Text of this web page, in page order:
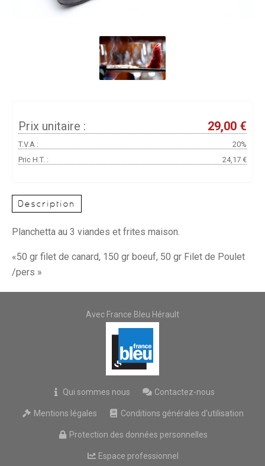
Prix unitaire : 29,00 €
T.V.A :
20%
Pric H.T. :
24,17 €
Description
Planchetta au 3 viandes et frites maison.
«50 gr filet de canard, 150 gr boeuf, 50 gr Filet de Poulet
/pers »
Avec France Bleu Hérault
Qui sommes nous Contactez-nous
Mentions légales Conditions générales d'utilisation
Protection des données personnelles
Espace professionnel